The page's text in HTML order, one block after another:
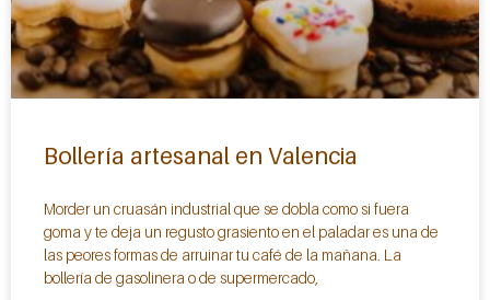
Bollería artesanal en Valencia
Morder un cruasán industrial que se dobla como si fuera
goma y te deja un regusto grasiento en el paladar es una de
las peores formas de arruinar tu café de la mañana. La
bollería de gasolinera o de supermercado,